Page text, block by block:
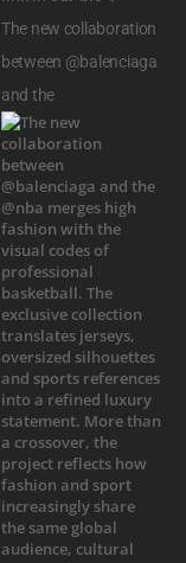
The new collaboration
between @balenciaga
and the